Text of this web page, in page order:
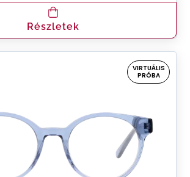
Részletek
VIRTUÁLIS
PRÓBA